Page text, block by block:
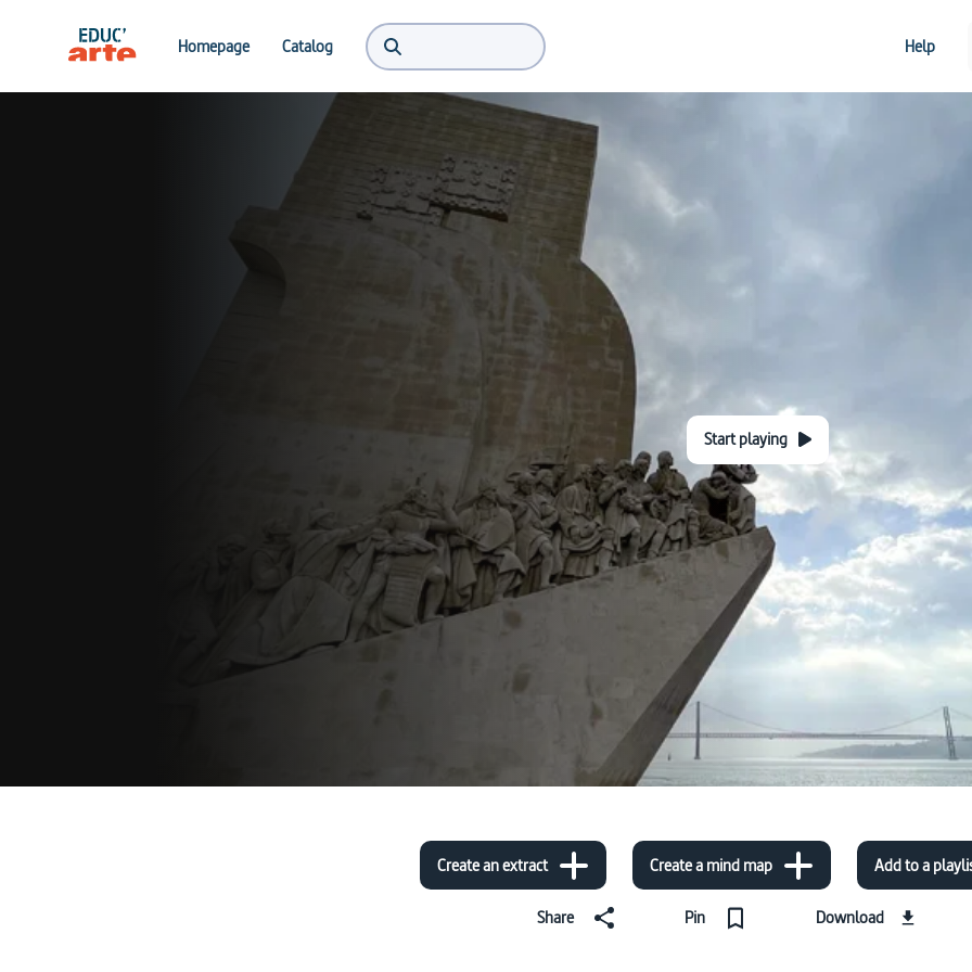
Homepage Catalog Help
Start playing
Create an extract Create a mind map Add to a
Share Pin Download